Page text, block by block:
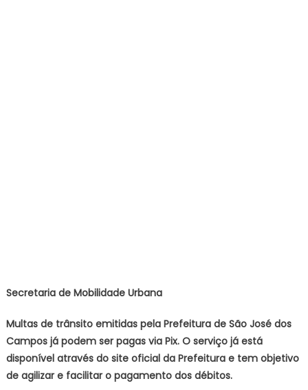
Secretaria de Mobilidade Urbana
Multas de trânsito emitidas pela Prefeitura de São José dos
Campos já podem ser pagas via Pix. O serviço já está
disponível através do site oficial da Prefeitura e tem objetivo
de agilizar e facilitar o pagamento dos débitos.